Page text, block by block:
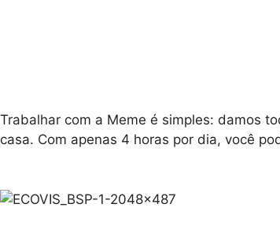
Trabalhar com a Meme é simples: damos
casa. Com apenas 4 horas por dia, você